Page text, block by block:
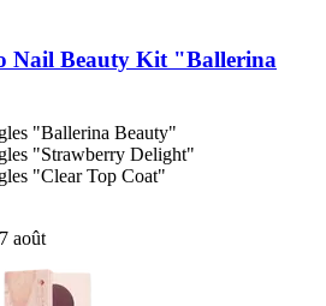
Nail Beauty Kit "Ballerina
"Ballerina Beauty"
"Strawberry Delight"
"Clear Top Coat"
août